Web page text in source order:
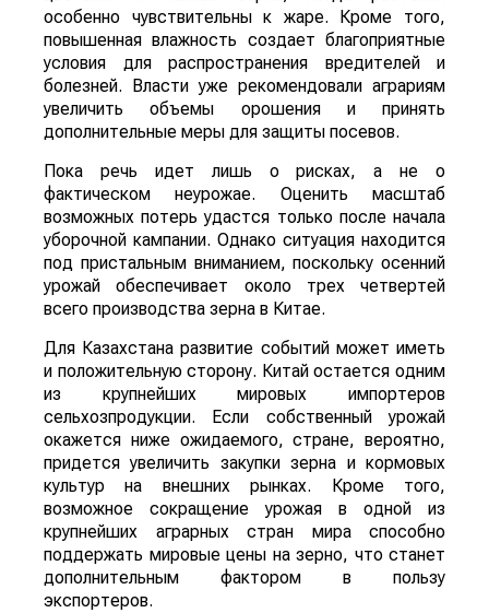
особенно чувствительны к жаре. Кроме того,
повышенная влажность создает благоприятные
условия для распространения вредителей и
болезней. Власти уже рекомендовали аграриям
увеличить объемы орошения и принять
дополнительные меры для защиты посевов.
Пока речь идет лишь о рисках, а не о
фактическом неурожае. Оценить масштаб
возможных потерь удастся только после начала
уборочной кампании. Однако ситуация находится
под пристальным вниманием, поскольку осенний
урожай обеспечивает около трех четвертей
всего производства зерна в Китае.
Для Казахстана развитие событий может иметь
и положительную сторону. Китай остается одним
из крупнейших мировых импортеров
сельхозпродукции. Если собственный урожай
окажется ниже ожидаемого, стране, вероятно,
придется увеличить закупки зерна и кормовых
культур на внешних рынках. Кроме того,
возможное сокращение урожая в одной из
крупнейших аграрных стран мира способно
поддержать мировые цены на зерно, что станет
дополнительным фактором в пользу
экспортеров.